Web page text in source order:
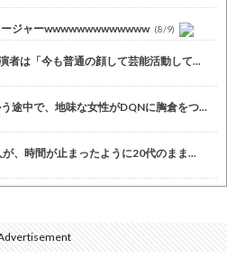
ージャーwwwwwwwwwwwww (8/9)
者は「今も普通の顔して芸能活動して...
途中で、地味な女性がDQNに胸倉をつ...
、時間が止まったように20代のまま...
途中で、地味な女性がDQNに胸倉をつ...